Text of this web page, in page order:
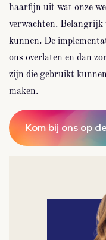
haarfijn uit wat onze
verwachten. Belangrijk
kunnen. De
ons overlaten en dan
zijn die gebruikt
maken.
Kom bij ons op